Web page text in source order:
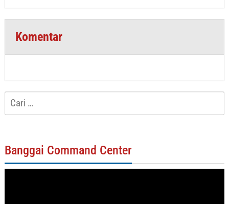
Komentar
Cari
untuk:
Banggai Command Center